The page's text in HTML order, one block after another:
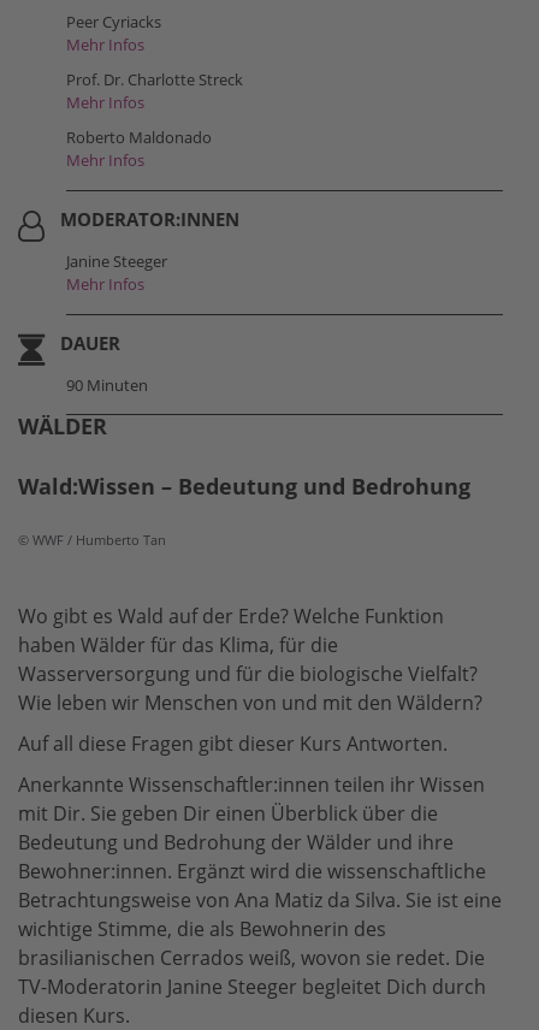
Peer Cyriacks
Mehr Infos
Prof. Dr. Charlotte Streck
Mehr Infos
Roberto Maldonado
Mehr Infos
MODERATOR:INNEN
Janine Steeger
Mehr Infos
DAUER
90 Minuten
WÄLDER
Wald:Wissen – Bedeutung und Bedrohung
© WWF / Humberto Tan
Wo gibt es Wald auf der Erde? Welche Funktion
haben Wälder für das Klima, für die
Wasserversorgung und für die biologische Vielfalt?
Wie leben wir Menschen von und mit den Wäldern?
Auf all diese Fragen gibt dieser Kurs Antworten.
Anerkannte Wissenschaftler:innen teilen ihr Wissen
mit Dir. Sie geben Dir einen Überblick über die
Bedeutung und Bedrohung der Wälder und ihre
Bewohner:innen. Ergänzt wird die wissenschaftliche
Betrachtungsweise von Ana Matiz da Silva. Sie ist eine
wichtige Stimme, die als Bewohnerin des
brasilianischen Cerrados weiß, wovon sie redet. Die
TV-Moderatorin Janine Steeger begleitet Dich durch
diesen Kurs.